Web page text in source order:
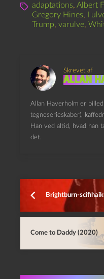
adaptations, Albert
Gregory Hines, I
Trump, varulve,
Skrevet af
Allan
Allan Haverholm er
tegneserieskaber),
Han ved altid, hvad han
det.
Brightburn-
Come to Daddy (2020)